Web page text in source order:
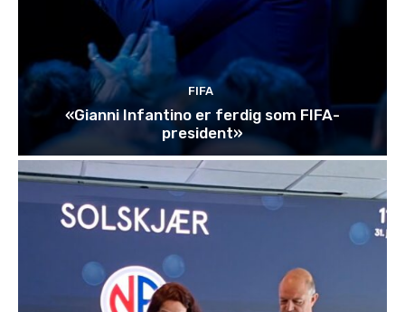
FIFA
«Gianni Infantino er ferdig som FIFA-
president»